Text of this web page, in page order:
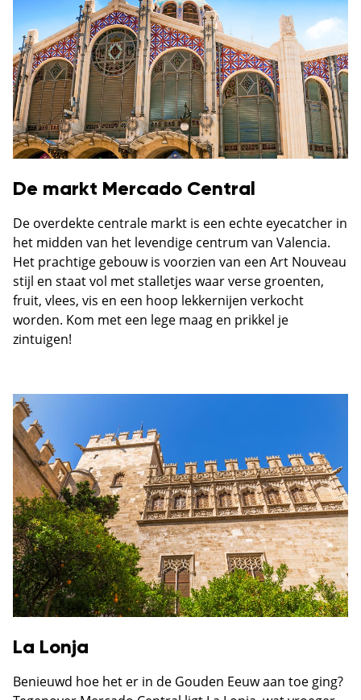
De markt Mercado Central
De overdekte centrale markt is een echte eyecatcher in
het midden van het levendige centrum van Valencia.
Het prachtige gebouw is voorzien van een Art Nouveau
stijl en staat vol met stalletjes waar verse groenten,
fruit, vlees, vis en een hoop lekkernijen verkocht
worden. Kom met een lege maag en prikkel je
zintuigen!
La Lonja
Benieuwd hoe het er in de Gouden Eeuw aan toe ging?